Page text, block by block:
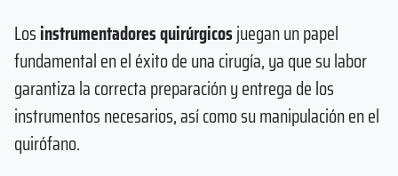
Losinstrumentadores quirúrgicosjuegan un papel
fundamental en el éxito de una cirugía, ya que su labor
garantiza la correcta preparación y entrega de los
instrumentos necesarios, así como su manipulación en el
quirófano.